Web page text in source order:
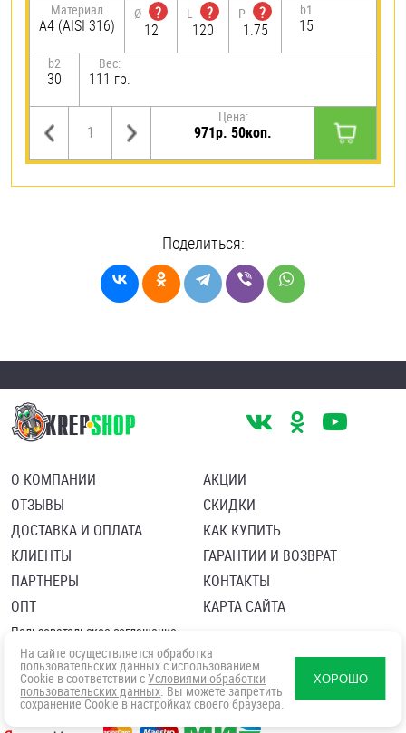
Материал
A4 (AISI 316)
Ø
?
12
L
?
120
P
?
1.75
b1
15
b2
30
Вес:
111 гр.
Цена:
971р. 50коп.
Поделиться:
О КОМПАНИИ
ОТЗЫВЫ
ДОСТАВКА И ОПЛАТА
КЛИЕНТЫ
ПАРТНЕРЫ
ОПТ
АКЦИИ
СКИДКИ
КАК КУПИТЬ
ГАРАНТИИ И ВОЗВРАТ
КОНТАКТЫ
КАРТА САЙТА
Пользовательское соглашение
Политика в отношении обработки персональных данных
Согласие посетителя сайта на обработку персональных данны
На сайте осуществляется обработка
пользовательских данных с использованием
Cookie в соответствии с Условиями обработки
пользовательских данных. Вы можете запретить
сохранение Cookie в настройках своего браузера.
ХОРОШО